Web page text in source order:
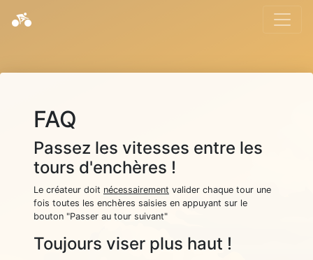
FAQ
Passez les vitesses entre les
tours d'enchères !
Le créateur doit nécessairement valider chaque tour une
fois toutes les enchères saisies en appuyant sur le
bouton "Passer au tour suivant"
Toujours viser plus haut !